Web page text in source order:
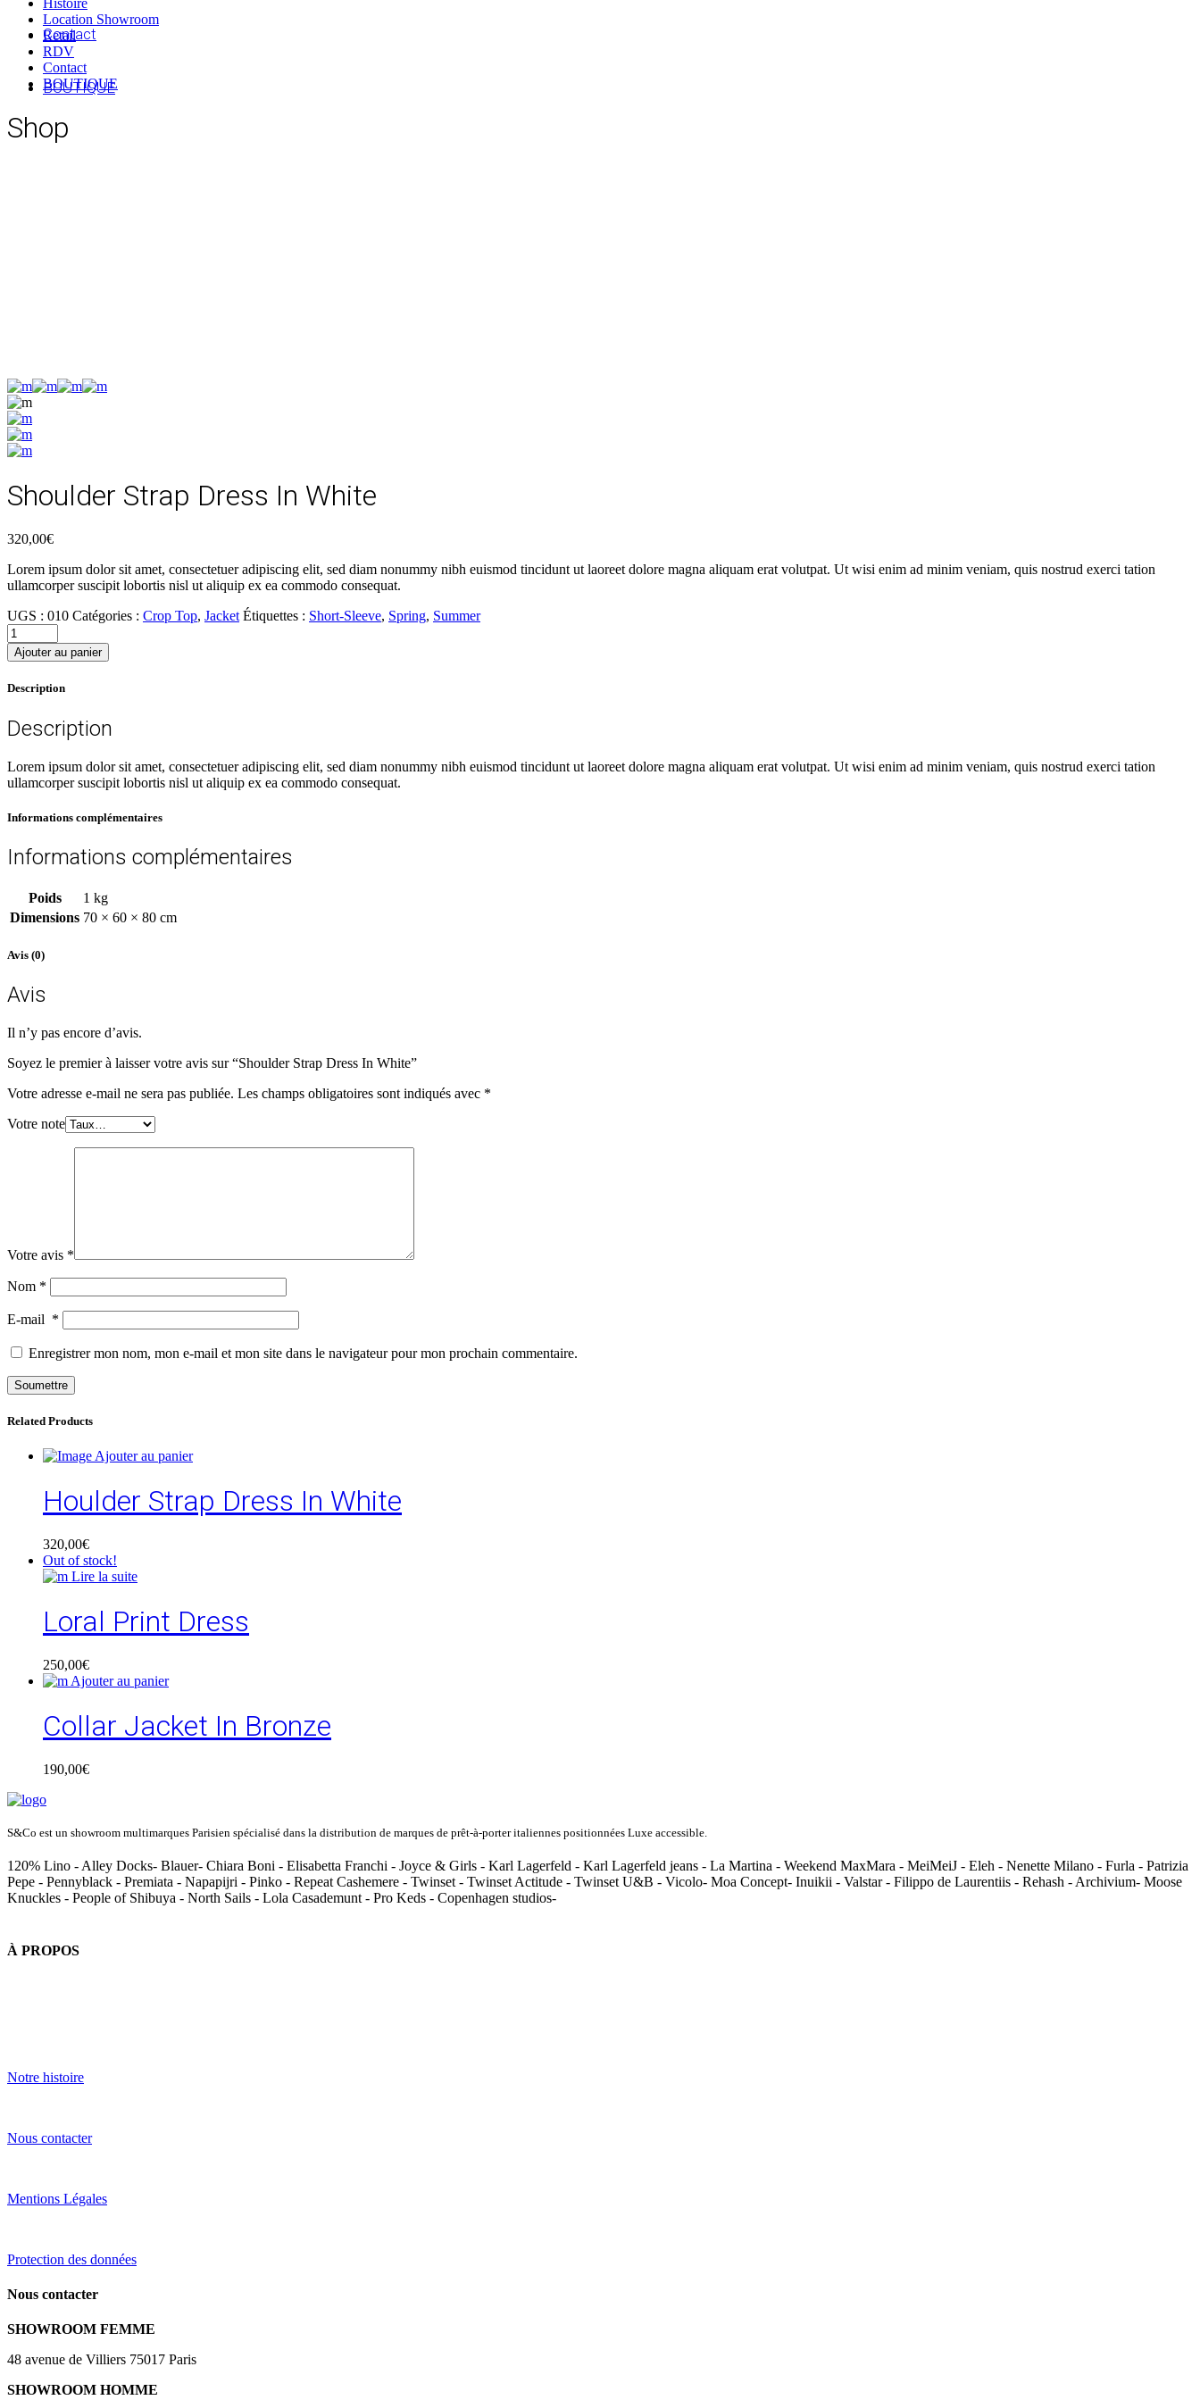
Contact
BOUTIQUE
Histoire
Location Showroom
Retail
RDV
Contact
BOUTIQUE
Shop
Shoulder Strap Dress In White
320,00€
Lorem ipsum dolor sit amet, consectetuer adipiscing elit, sed diam nonummy nibh euismod tincidunt ut laoreet dolore magna aliquam erat volutpat. Ut wisi enim ad minim veniam, quis nostrud exerci tation
ullamcorper suscipit lobortis nisl ut aliquip ex ea commodo consequat.
UGS : 010 Catégories : Crop Top, Jacket Étiquettes : Short-Sleeve, Spring, Summer
Ajouter au panier
Description
Description
Lorem ipsum dolor sit amet, consectetuer adipiscing elit, sed diam nonummy nibh euismod tincidunt ut laoreet dolore magna aliquam erat volutpat. Ut wisi enim ad minim veniam, quis nostrud exerci tation
ullamcorper suscipit lobortis nisl ut aliquip ex ea commodo consequat.
Informations complémentaires
Informations complémentaires
Poids
1 kg
Dimensions 70 × 60 × 80 cm
Avis (0)
Avis
Il n’y pas encore d’avis.
Soyez le premier à laisser votre avis sur “Shoulder Strap Dress In White”
Votre adresse e-mail ne sera pas publiée. Les champs obligatoires sont indiqués avec *
Votre note
Votre avis *
Nom *
E-mail *
Enregistrer mon nom, mon e-mail et mon site dans le navigateur pour mon prochain commentaire.
Related Products
Ajouter au panier
Houlder Strap Dress In White
320,00€
Out of stock!
Lire la suite
Loral Print Dress
250,00€
Ajouter au panier
Collar Jacket In Bronze
190,00€
S&Co est un showroom multimarques Parisien spécialisé dans la distribution de marques de prêt-à-porter italiennes positionnées Luxe accessible.
120% Lino - Alley Docks- Blauer- Chiara Boni - Elisabetta Franchi - Joyce & Girls - Karl Lagerfeld - Karl Lagerfeld jeans - La Martina - Weekend MaxMara - MeiMeiJ - Eleh - Nenette Milano - Furla - Patrizia
Pepe - Pennyblack - Premiata - Napapijri - Pinko - Repeat Cashemere - Twinset - Twinset Actitude - Twinset U&B - Vicolo- Moa Concept- Inuikii - Valstar - Filippo de Laurentiis - Rehash - Archivium- Moose
Knuckles - People of Shibuya - North Sails - Lola Casademunt - Pro Keds - Copenhagen studios-
À PROPOS
Notre histoire
Nous contacter
Mentions Légales
Protection des données
Nous contacter
SHOWROOM FEMME
48 avenue de Villiers 75017 Paris
SHOWROOM HOMME